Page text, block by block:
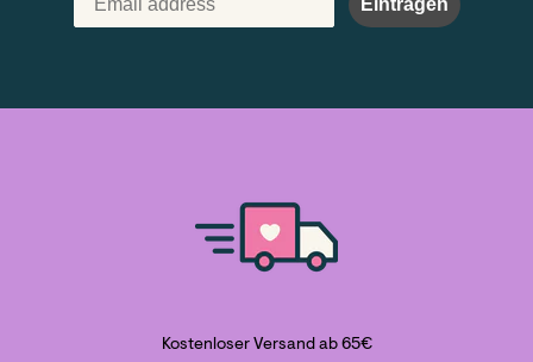
Eintragen
Kostenloser Versand ab 65€